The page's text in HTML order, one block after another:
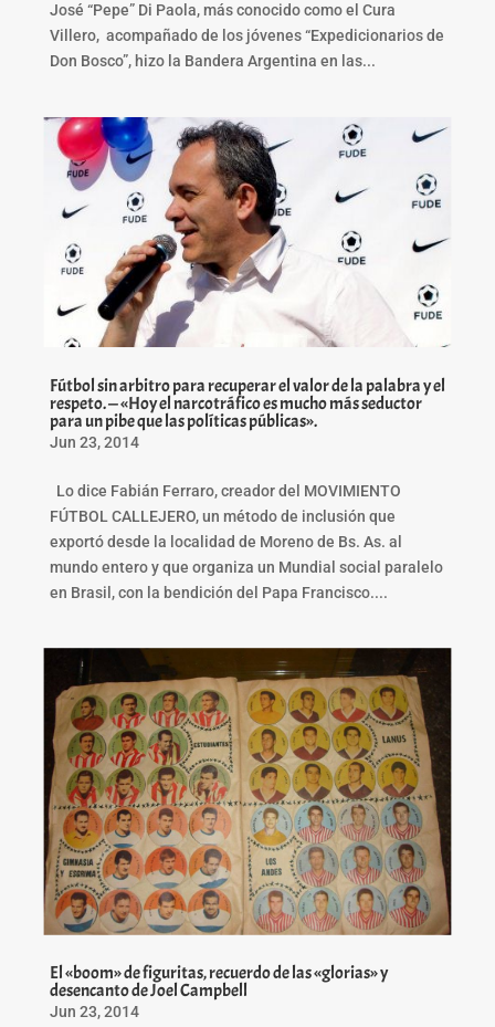
José “Pepe” Di Paola, más conocido como el Cura
Villero, acompañado de los jóvenes “Expedicionarios de
Don Bosco”, hizo la Bandera Argentina en las...
Fútbol sin arbitro para recuperar el valor de la palabra y el
respeto. — «Hoy el narcotráfico es mucho más seductor
para un pibe que las políticas públicas».
Jun 23, 2014
Lo dice Fabián Ferraro, creador del MOVIMIENTO
FÚTBOL CALLEJERO, un método de inclusión que
exportó desde la localidad de Moreno de Bs. As. al
mundo entero y que organiza un Mundial social paralelo
en Brasil, con la bendición del Papa Francisco....
El «boom» de figuritas, recuerdo de las «glorias» y
desencanto de Joel Campbell
Jun 23, 2014